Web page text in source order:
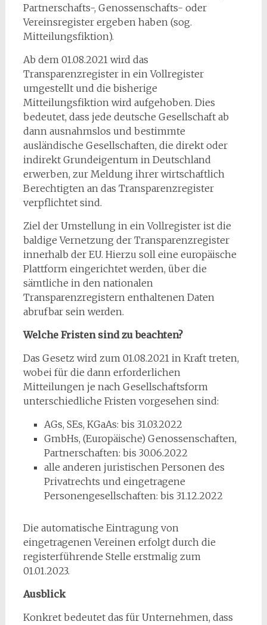
Partnerschafts-, Genossenschafts- oder
Vereinsregister ergeben haben (sog.
Mitteilungsfiktion).
Ab dem 01.08.2021 wird das
Transparenzregister in ein Vollregister
umgestellt und die bisherige
Mitteilungsfiktion wird aufgehoben. Dies
bedeutet, dass jede deutsche Gesellschaft ab
dann ausnahmslos und bestimmte
ausländische Gesellschaften, die direkt oder
indirekt Grundeigentum in Deutschland
erwerben, zur Meldung ihrer wirtschaftlich
Berechtigten an das Transparenzregister
verpflichtet sind.
Ziel der Umstellung in ein Vollregister ist die
baldige Vernetzung der Transparenzregister
innerhalb der EU. Hierzu soll eine europäische
Plattform eingerichtet werden, über die
sämtliche in den nationalen
Transparenzregistern enthaltenen Daten
abrufbar sein werden.
Welche Fristen sind zu beachten?
Das Gesetz wird zum 01.08.2021 in Kraft treten,
wobei für die dann erforderlichen
Mitteilungen je nach Gesellschaftsform
unterschiedliche Fristen vorgesehen sind:
AGs, SEs, KGaAs: bis 31.03.2022
GmbHs, (Europäische) Genossenschaften,
Partnerschaften: bis 30.06.2022
alle anderen juristischen Personen des
Privatrechts und eingetragene
Personengesellschaften: bis 31.12.2022
Die automatische Eintragung von
eingetragenen Vereinen erfolgt durch die
registerführende Stelle erstmalig zum
01.01.2023.
Ausblick
Konkret bedeutet das für Unternehmen, dass